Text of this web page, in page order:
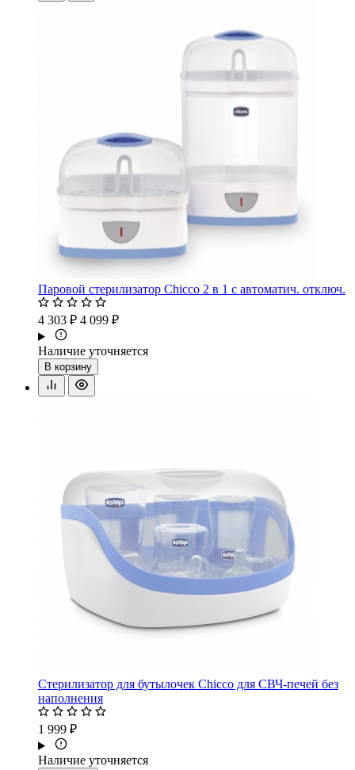
Паровой стерилизатор Chicco 2 в 1 с автоматич. отключ.
4 303 ₽ 4 099 ₽
Наличие уточняется
В корзину
Стерилизатор для бутылочек Chicco для СВЧ-печей без
наполнения
1 999 ₽
Наличие уточняется